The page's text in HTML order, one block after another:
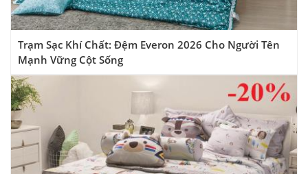
Trạm Sạc Khí Chất: Đệm Everon 2026 Cho Người Tên
Mạnh Vững Cột Sống